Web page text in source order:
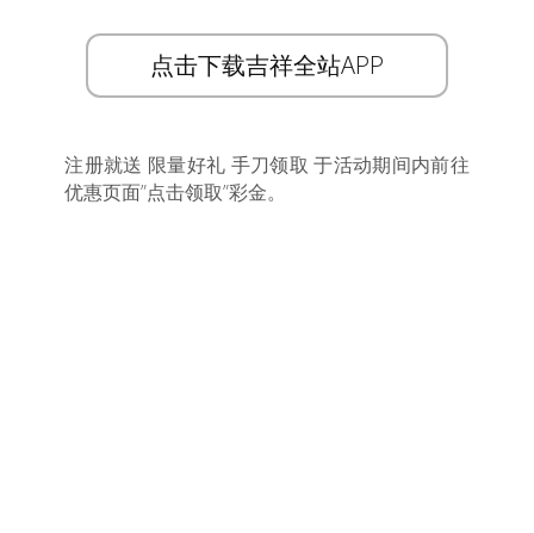
点击下载吉祥全站APP
注册就送 限量好礼 手刀领取 于活动期间内前往
优惠页面”点击领取”彩金。